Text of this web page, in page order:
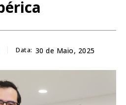
Data: 30 de Maio, 2025